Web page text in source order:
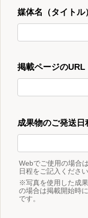
媒体名（タイトル
掲載ページのURL
成果物のご発送日
Webでご使用の場合
日程をご記入ください
※写真を使用した成
の場合は掲載開始時
です。